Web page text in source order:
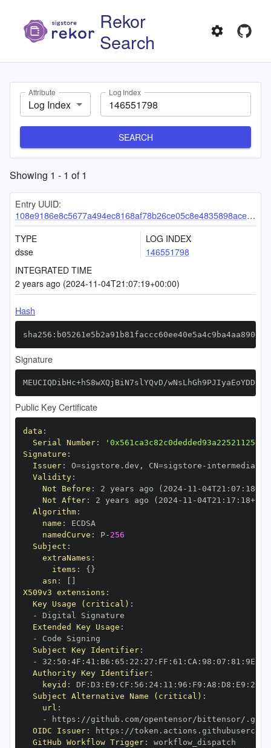
Rekor
Search
Attribute
Log Index
Log Index
SEARCH
Showing 1 - 1 of1
Entry UUID:
108e9186e8c5677a494ec8168af78b26ce05c8e4835898ace0fdea82e3f246b5c7a45ef84bb54588
TYPE
dsse
LOG INDEX
146551798
INTEGRATED TIME
2 years ago (2024-11-04T21:07:19+00:00)
Hash
Signature
MEUCIQDibHc+hS8wXQjBiN7slYQvD/
Public Key Certificate
data :
Serial Number:
Signature :
Issuer: O=sigstore.dev , CN=sigstore -
Validity:
Not Before : 2 years ago (2024- 11 -04T21 : 07 : 18+00
Not After: 2 years ago (2024- 11 -04T21 : 17 : 18+00
Algorithm:
name :
namedCurve : P- 256
Subject :
extraNames :
items : { }
asn :
X509v3 extensions :
Key Usage (critical) :
-
Extended Key Usage :
-
Subject Key Identifier:
-
32 : 50 : 4F : 41 : B6 : 65 : 22 : 27 : FF : 61 : CA : 98 : 07 : 81 : 9E
Authority Key Identifier:
keyid : DF : D3 : E9 : CF : 56 : 24: 11 : 96 : F9 : A8 : D8 : E9 : 28
Subject Alternative Name (critical) :
url :
-
https :
OIDC Issuer: https :
GitHub Workflow Trigger: